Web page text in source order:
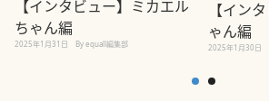
【インタビュー】ミカエル
ちゃん編
2025年1月31日 By equall編集部
【イン
ゃん編
2025年1月30日